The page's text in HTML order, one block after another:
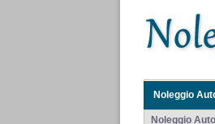
Noleggio
Noleggio